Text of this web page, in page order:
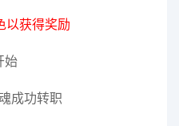
以获得奖励
始
成功转职